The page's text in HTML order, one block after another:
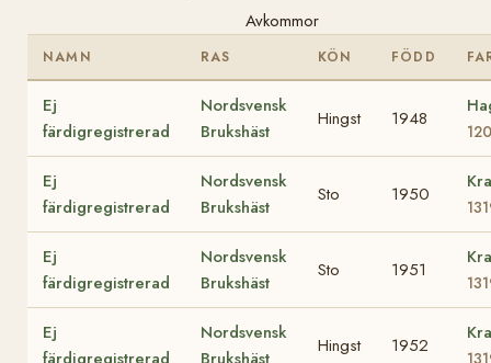
Avkommor
NAMN RAS KÖN FÖDD
Ej
färdigregistrerad
Nordsvensk
Brukshäst
Hingst 1948
Ej
färdigregistrerad
Nordsvensk
Brukshäst
Sto 1950
Ej
färdigregistrerad
Nordsvensk
Brukshäst
Sto 1951
Ej
färdigregistrerad
Nordsvensk
Brukshäst
Hingst 1952